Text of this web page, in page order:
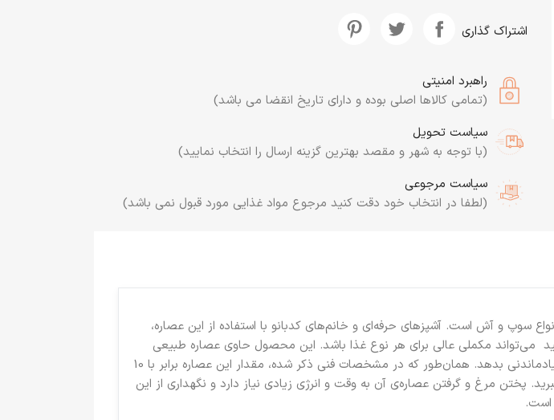
اشتراک گذاری
راهبرد امنیتی
(تمامی کالاها اصلی بوده و دارای تاریخ انقضا می باشد)
سیاست تحویل
(با توجه به شهر و مقصد بهترین گزینه ارسال را انتخاب نمایید)
سیاست مرجوعی
(لطفا در انتخاب خود دقت کنید مرجوع مواد غذایی مورد قبول نمی باشد)
سوپ و آش است. آشپزهای حرفه‌ای و خانم‌های کدبانو با استفاده از این عصاره،
مکملی عالی برای هر نوع غذا باشد. این محصول حاوی عصاره طبیعی
گوشت مرغ، ادویه‌های معطر و مواد لعاب‌دهنده است تا به غذا عطر و طعمی به‌یادماندنی بدهد. همان‌طور که در مشخصات فنی ذکر شده، مقدار این عصاره برابر با 10
پختن مرغ و گرفتن عصاره‌ی آن به وقت و انرژی زیادی نیاز دارد و نگهداری از این
است.